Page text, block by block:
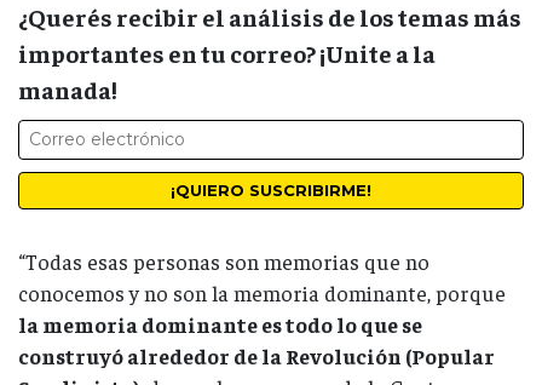
¿Querés recibir el análisis de los temas más
importantes en tu correo? ¡Unite a la
manada!
“Todas esas personas son memorias que no
conocemos y no son la memoria dominante, porque
la memoria dominante es todo lo que se
construyó alrededor de la Revolución (Popular